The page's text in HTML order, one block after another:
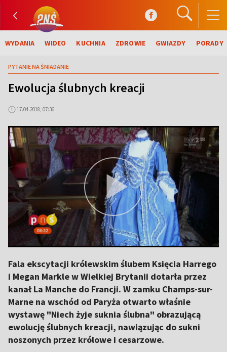
WYDANIA WIDEO KUCHNIA ZDROWIE GWIAZDY PORADY
PYTANIE NA ŚNIADANIE
Ewolucja ślubnych kreacji
17.04.2018, 07:36
Fala ekscytacji królewskim ślubem Księcia Harrego
i Megan Markle w Wielkiej Brytanii dotarła przez
kanał La Manche do Francji. W zamku Champs-sur-
Marne na wschód od Paryża otwarto właśnie
wystawę "Niech żyje suknia ślubna" obrazującą
ewolucję ślubnych kreacji, nawiązując do sukni
noszonych przez królowe i cesarzowe.